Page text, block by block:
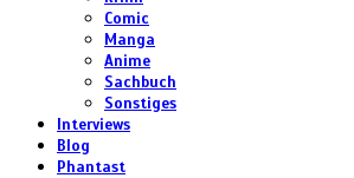
Comic
Manga
Anime
Sachbuch
Sonstiges
Interviews
Blog
Phantast